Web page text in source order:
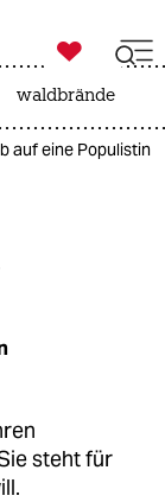

taz zahl ich
waldbrände
auf eine Populistin
steht für